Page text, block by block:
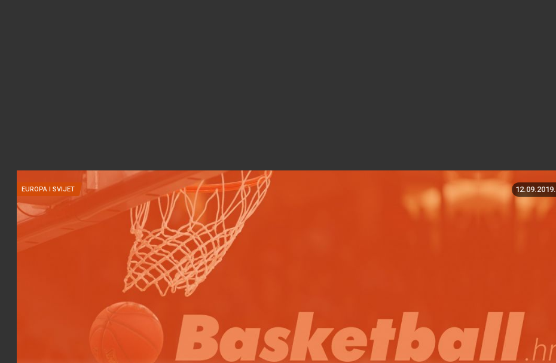
EUROPA I SVIJET 12.09.2019.